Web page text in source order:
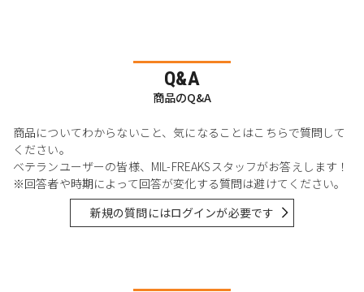
Q&A
商品のQ&A
商品についてわからないこと、気になることはこちらで質問して
ください。
ベテランユーザーの皆様、MIL-FREAKSスタッフがお答えします！
※回答者や時期によって回答が変化する質問は避けてください。
新規の質問にはログインが必要です